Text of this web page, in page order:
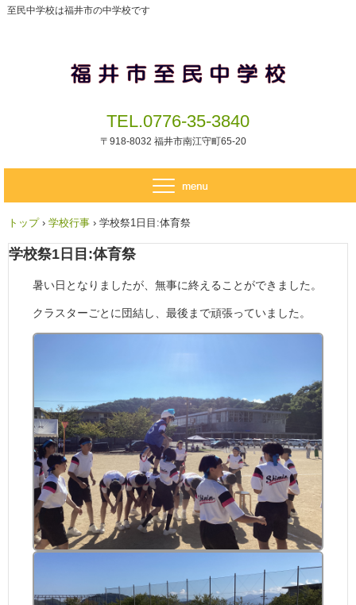
至民中学校は福井市の中学校です
TEL.0776-35-3840
〒918-8032 福井市南江守町65-20
トップ › 学校行事 › 学校祭1日目:体育祭
学校祭1日目:体育祭
暑い日となりましたが、無事に終えることができました。
クラスターごとに団結し、最後まで頑張っていました。